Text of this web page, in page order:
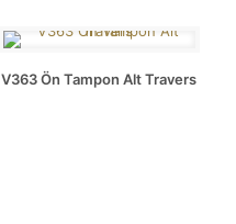
V363 Ön Tampon Alt Travers